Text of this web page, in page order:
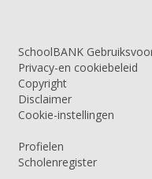
SchoolBANK
Privacy-en cookiebeleid
Copyright
Disclaimer
Cookie-instellingen
Profielen
Scholenregister